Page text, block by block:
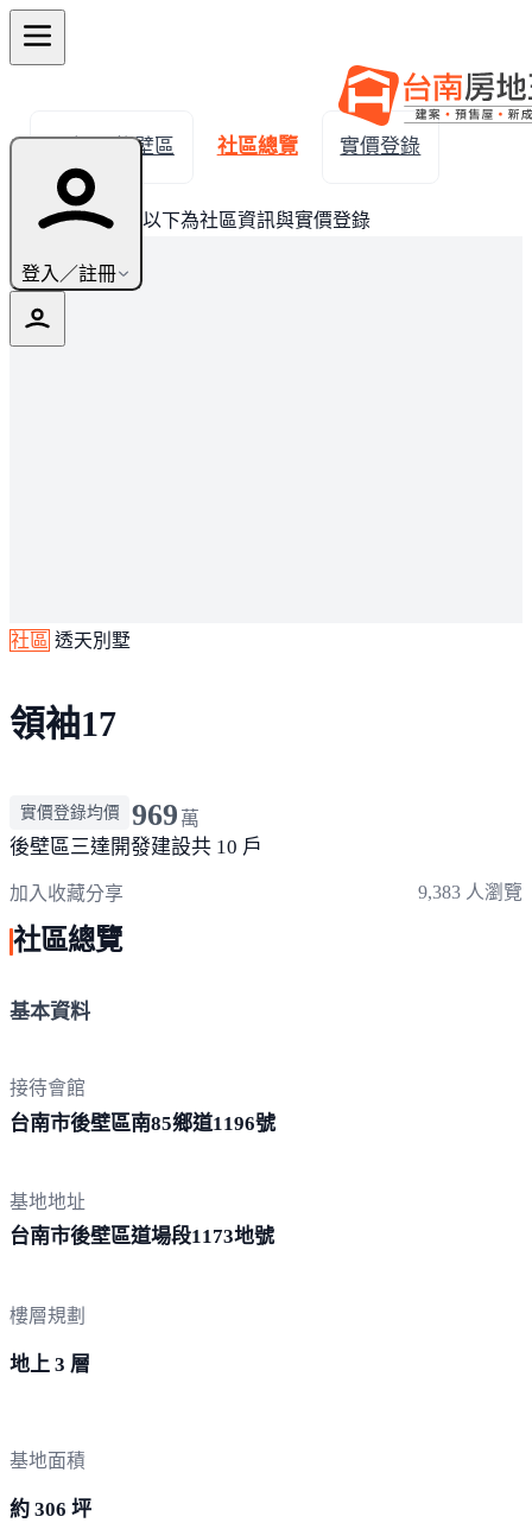
登入／註冊
← 返回後壁區 社區總覽 實價登錄
此建案已完銷，以下為社區資訊與實價登錄
社區 透天別墅
領袖17
實價登錄均價 969 萬
後壁區三達開發建設共 10 戶
加入收藏分享 9,383 人瀏覽
社區總覽
基本資料
接待會館
台南市後壁區南85鄉道1196號
基地地址
台南市後壁區道場段1173地號
樓層規劃
地上 3 層
基地面積
約 306 坪